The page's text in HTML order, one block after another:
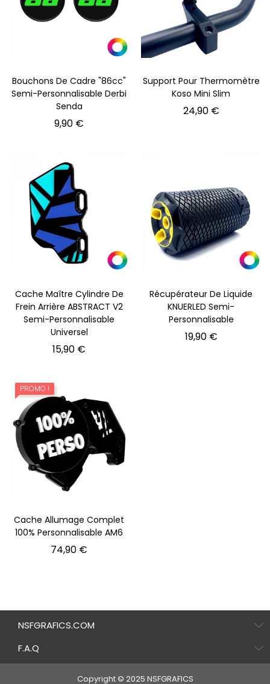
Bouchons De Cadre "86cc"
Semi-Personnalisable Derbi
Senda
9,90 €
Support Pour Thermomètre
Koso Mini Slim
24,90 €Prix
Cache Maître Cylindre De
Frein Arrière ABSTRACT V2
Semi-Personnalisable
Universel
15,90 €
Récupérateur De Liquide
KNUERLED Semi-
Personnalisable
19,90 €Prix
PROMO !
Cache Allumage Complet
100% Personnalisable AM6
74,90 €
NSFGRAFICS.COM
F.A.Q
Copyright © 2025 NSFGRAFICS